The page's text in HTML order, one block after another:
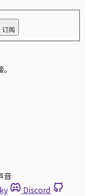
订阅
音
Discord